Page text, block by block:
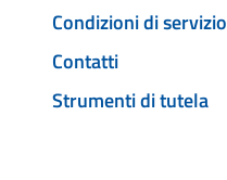
Condizioni di servizio
Contatti
Strumenti di tutela